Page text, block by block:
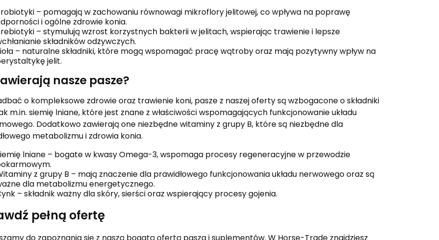
– pomagają w zachowaniu równowagi mikroflory jelitowej, co wpływa na poprawę
i ogólne zdrowie konia.
– stymulują wzrost korzystnych bakterii w jelitach, wspierając trawienie i lepsze
składników odżywczych.
– naturalne składniki, które mogą wspomagać pracę wątroby oraz mają pozytywny wpływ na
jelit.
nasze pasze?
o kompleksowe zdrowie oraz trawienie koni, pasze z naszej oferty są wzbogacone o składniki
m.in. siemię lniane, które jest znane z właściwości wspomagających funkcjonowanie układu
Dodatkowo zawierają one niezbędne witaminy z grupy B, które są niezbędne dla
metabolizmu i zdrowia konia.
lniane – bogate w kwasy Omega-3, wspomaga procesy regeneracyjne w przewodzie
z grupy B – mają znaczenie dla prawidłowego funkcjonowania układu nerwowego oraz są
dla metabolizmu energetycznego.
– składnik ważny dla skóry, sierści oraz wspierający procesy gojenia.
pełną ofertę
do zapoznania się z naszą bogatą ofertą pasza i suplementów. W Horse-Trade znajdziesz